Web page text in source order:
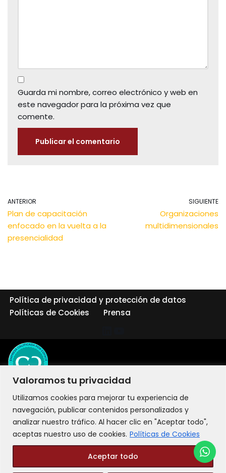
Valoramos tu privacidad
Utilizamos cookies para mejorar tu experiencia de
navegación, publicar contenidos personalizados y
analizar nuestro tráfico. Al hacer clic en "Aceptar todo",
aceptas nuestro uso de cookies. Políticas de Cookies
Aceptar todo
Guarda mi nombre, correo electrónico y web en
este navegador para la próxima vez que
comente.
ANTERIOR
Plan de capacitación
enfocado en la vuelta a la
presencialidad
SIGUIENTE
Organizaciones
multidimensionales
Política de privacidad y protección de datos
Políticas de Cookies
Prensa
©2026 LIT Liderazgo Integral Transformacional - Todos los